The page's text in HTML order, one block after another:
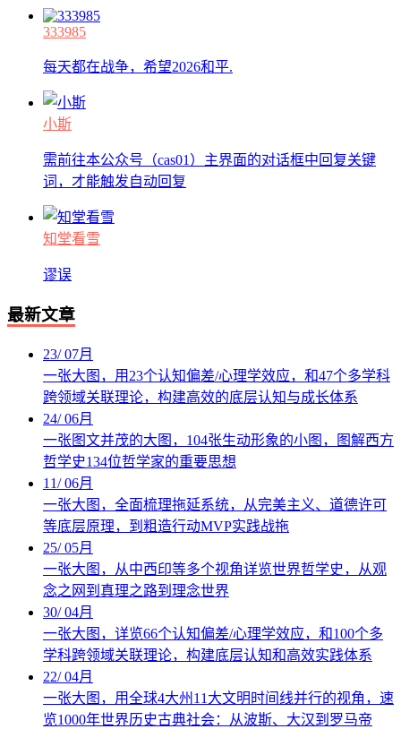
333985
每天都在战争，希望2026和平.
小斯
需前往本公众号（cas01）主界面的对话框中回复关键
词，才能触发自动回复
知堂看雪
谬误
最新文章
23/07月
一张大图，用23个认知偏差/心理学效应，和47个多学科
跨领域关联理论，构建高效的底层认知与成长体系
24/06月
一张图文并茂的大图，104张生动形象的小图，图解西方
哲学史134位哲学家的重要思想
11/06月
一张大图，全面梳理拖延系统，从完美主义、道德许可
等底层原理，到粗造行动MVP实践战拖
25/05月
一张大图，从中西印等多个视角详览世界哲学史，从观
念之网到真理之路到理念世界
30/04月
一张大图，详览66个认知偏差/心理学效应，和100个多
学科跨领域关联理论，构建底层认知和高效实践体系
22/04月
一张大图，用全球4大州11大文明时间线并行的视角，速
览1000年世界历史古典社会：从波斯、大汉到罗马帝